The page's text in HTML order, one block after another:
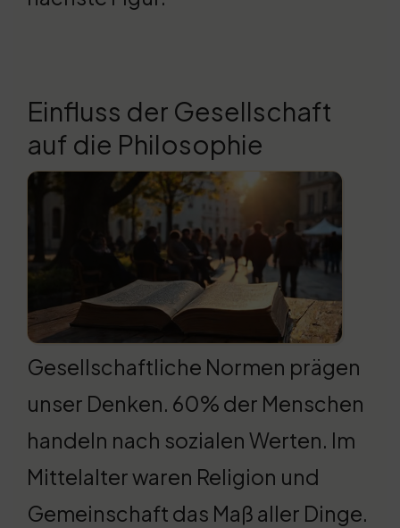
Einfluss der Gesellschaft
auf die Philosophie
Gesellschaftliche Normen prägen
unser Denken. 60% der Menschen
handeln nach sozialen Werten. Im
Mittelalter waren Religion und
Gemeinschaft das Maß aller Dinge.